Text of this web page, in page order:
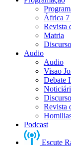
África 7
Revista
Matria
Audio
Audio
Visao
Debate
Revista
Podcast
Escute